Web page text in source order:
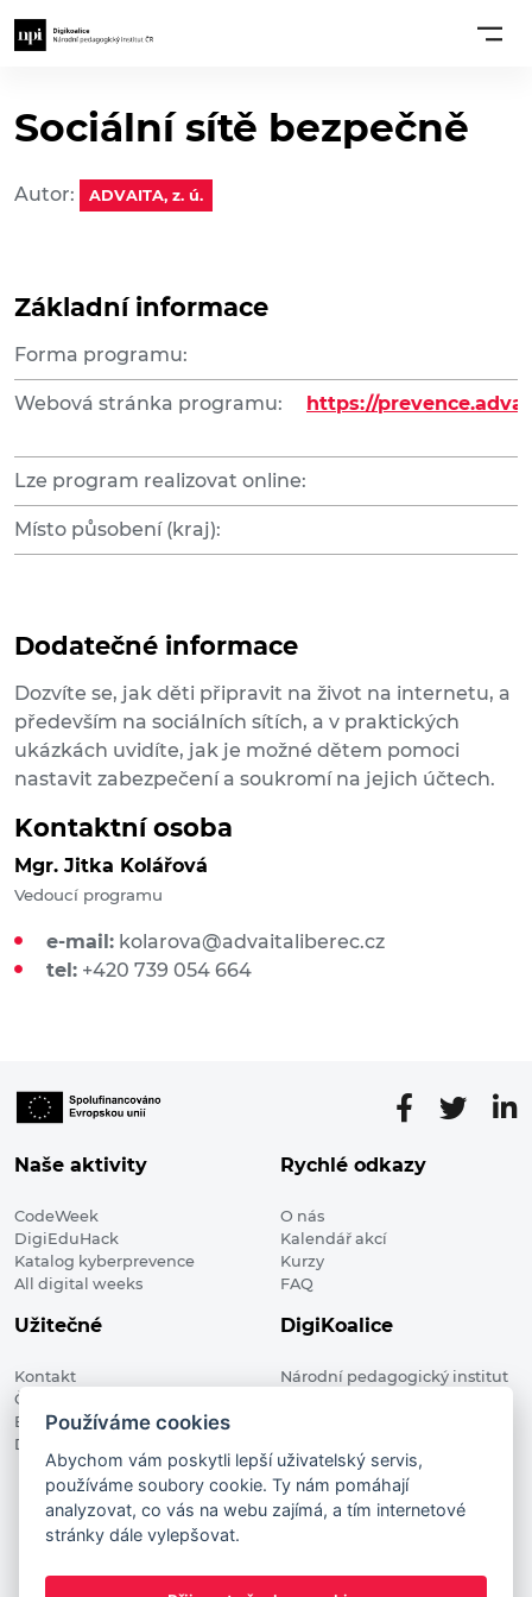
Sociální sítě bezpečně
Autor: ADVAITA, z. ú.
Základní informace
Forma programu:
Webová stránka programu: https://
Lze program realizovat online:
Místo působení (kraj):
Dodatečné informace
Dozvíte se, jak děti připravit na život na internetu, a
především na sociálních sítích, a v praktických
ukázkách uvidíte, jak je možné dětem pomoci
nastavit zabezpečení a soukromí na jejich účtech.
Kontaktní osoba
Mgr. Jitka Kolářová
Vedoucí programu
e-mail: kolarova@advaitaliberec.cz
tel: +420 739 054 664
Naše aktivity
CodeWeek
DigiEduHack
Katalog kyberprevence
All digital weeks
Rychlé odkazy
O nás
Kalendář akcí
Kurzy
FAQ
Užitečné
Kontakt
Členské organizace
Blog
Digitalizace ve vzdělávání
DigiKoalice
Národní pedagogický institut
DigiKoalice 2021. All rights reserved
Vstup do administrace
This project has received funding from the European
Používáme cookies
Abychom vám poskytli lepší uživatelský servis,
používáme soubory cookie. Ty nám pomáhají
analyzovat, co vás na webu zajímá, a tím internetové
stránky dále vylepšovat.